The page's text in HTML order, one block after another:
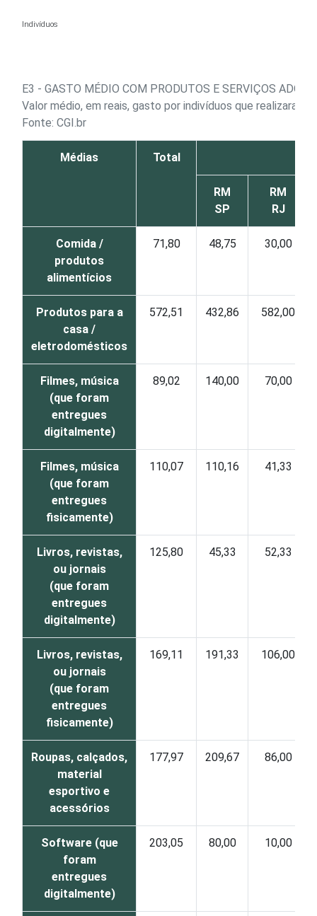
Indivíduos
E3 - GASTO MÉDIO COM PRODUTOS E SERVIÇOS
Valor médio, em reais, gasto por indivíduos que realizaram
Fonte: CGI.br
Médias Total
RM
SP
RM
RJ
Comida /
produtos
alimentícios
71,80 48,75 30,00
Produtos para a
casa /
eletrodomésticos
572,51 432,86 582,00
Filmes, música
(que foram
entregues
digitalmente)
89,02 140,00 70,00
Filmes, música
(que foram
entregues
fisicamente)
110,07 110,16 41,33
Livros, revistas,
ou jornais
(que foram
entregues
digitalmente)
125,80 45,33 52,33
Livros, revistas,
ou jornais
(que foram
entregues
fisicamente)
169,11 191,33 106,00
Roupas, calçados,
material
esportivo e
acessórios
177,97 209,67 86,00
Software (que
foram
entregues
digitalmente)
203,05 80,00 10,00